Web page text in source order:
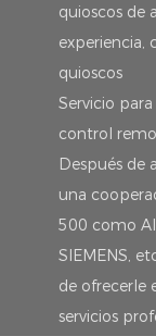
quioscos de
experiencia,
quioscos
Servicio
control
Después de
una
500 como
SIEMENS,
de ofrecerle
servicios